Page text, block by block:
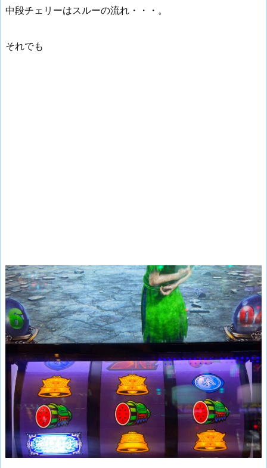
中段チェリーはスルーの流れ・・・。
それでも